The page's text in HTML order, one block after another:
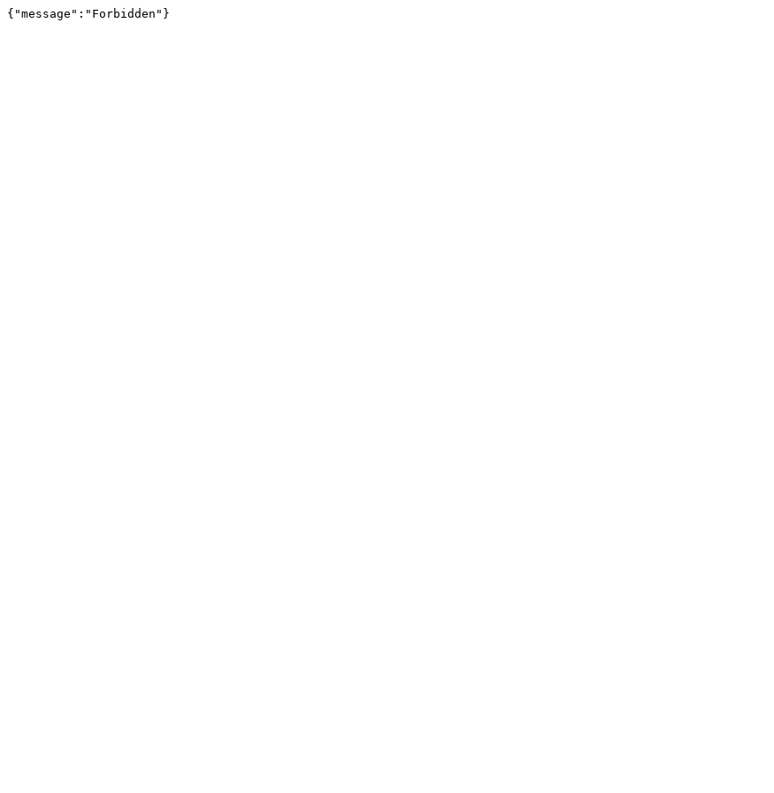
{"message":"Forbidden"}